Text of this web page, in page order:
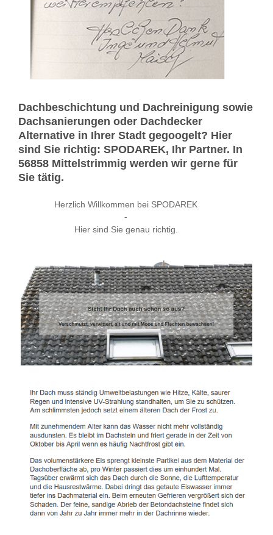
Dachbeschichtung und Dachreinigung sowie
Dachsanierungen oder Dachdecker
Alternative in Ihrer Stadt gegoogelt? Hier
sind Sie richtig: SPODAREK, Ihr Partner. In
56858 Mittelstrimmig werden wir gerne für
Sie tätig.
Herzlich Willkommen bei SPODAREK
-
Hier sind Sie genau richtig.